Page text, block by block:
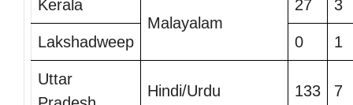
Kerala
Malayalam
27 3
Lakshadweep 0 1
Uttar
Hindi/Urdu 133 7